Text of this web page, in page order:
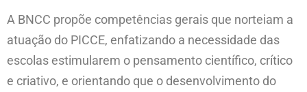
A BNCC propõe competências gerais que norteiam a
atuação do PICCE, enfatizando a necessidade das
escolas estimularem o pensamento científico, crítico
e criativo, e orientando que o desenvolvimento do